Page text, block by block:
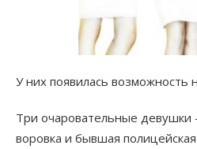
У них появилась возможность
Три очаровательные
воровка и бывшая